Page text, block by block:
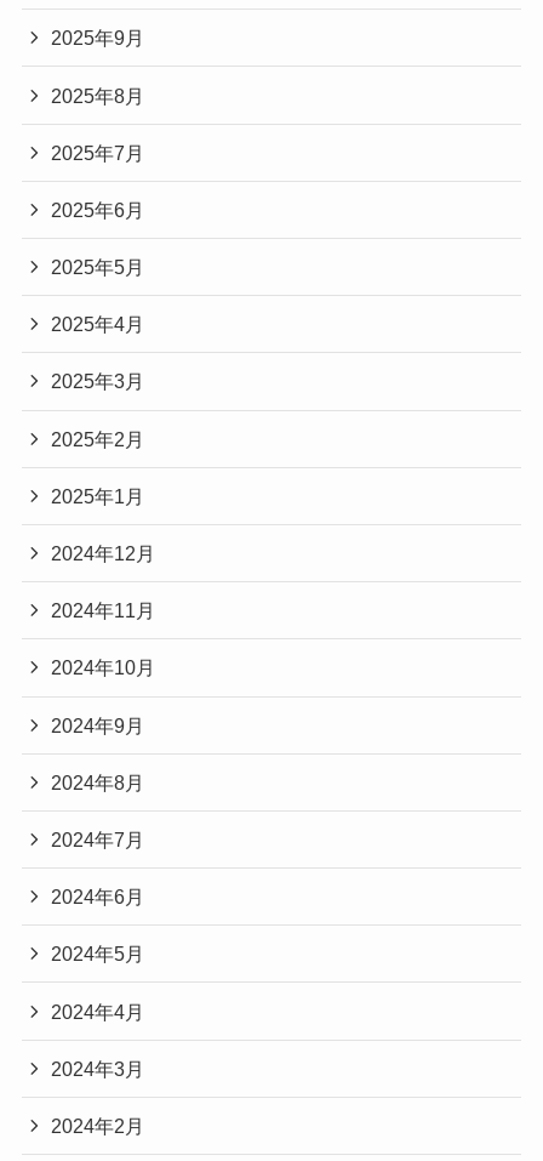
2025年9月
2025年8月
2025年7月
2025年6月
2025年5月
2025年4月
2025年3月
2025年2月
2025年1月
2024年12月
2024年11月
2024年10月
2024年9月
2024年8月
2024年7月
2024年6月
2024年5月
2024年4月
2024年3月
2024年2月